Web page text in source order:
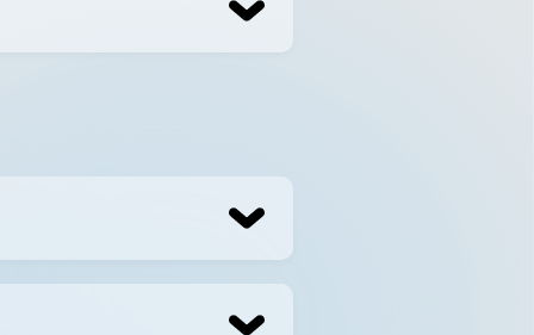
le coin supérieur
nécessite
calcul de la valeur